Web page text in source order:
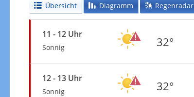
Übersicht Diagramm Regenradar
11 - 12 Uhr
Sonnig 32°
12 - 13 Uhr
Sonnig 32°